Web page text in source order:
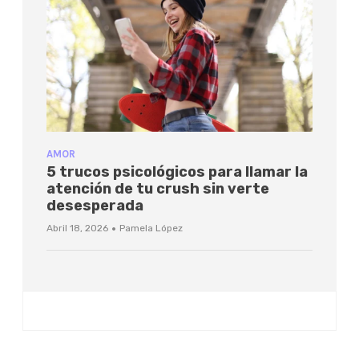
AMOR
5 trucos psicológicos para llamar la
atención de tu crush sin verte
desesperada
Abril 18, 2026 · Pamela López